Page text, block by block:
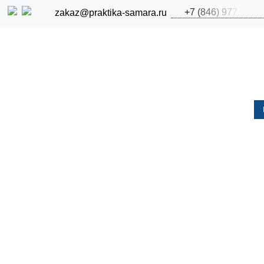
zakaz@praktika-samara.ru +7 (846) 977